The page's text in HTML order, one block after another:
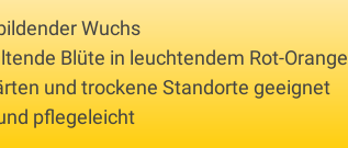
Wuchs
Blüte in leuchtendem Rot-Orange
und trockene Standorte geeignet
pflegeleicht